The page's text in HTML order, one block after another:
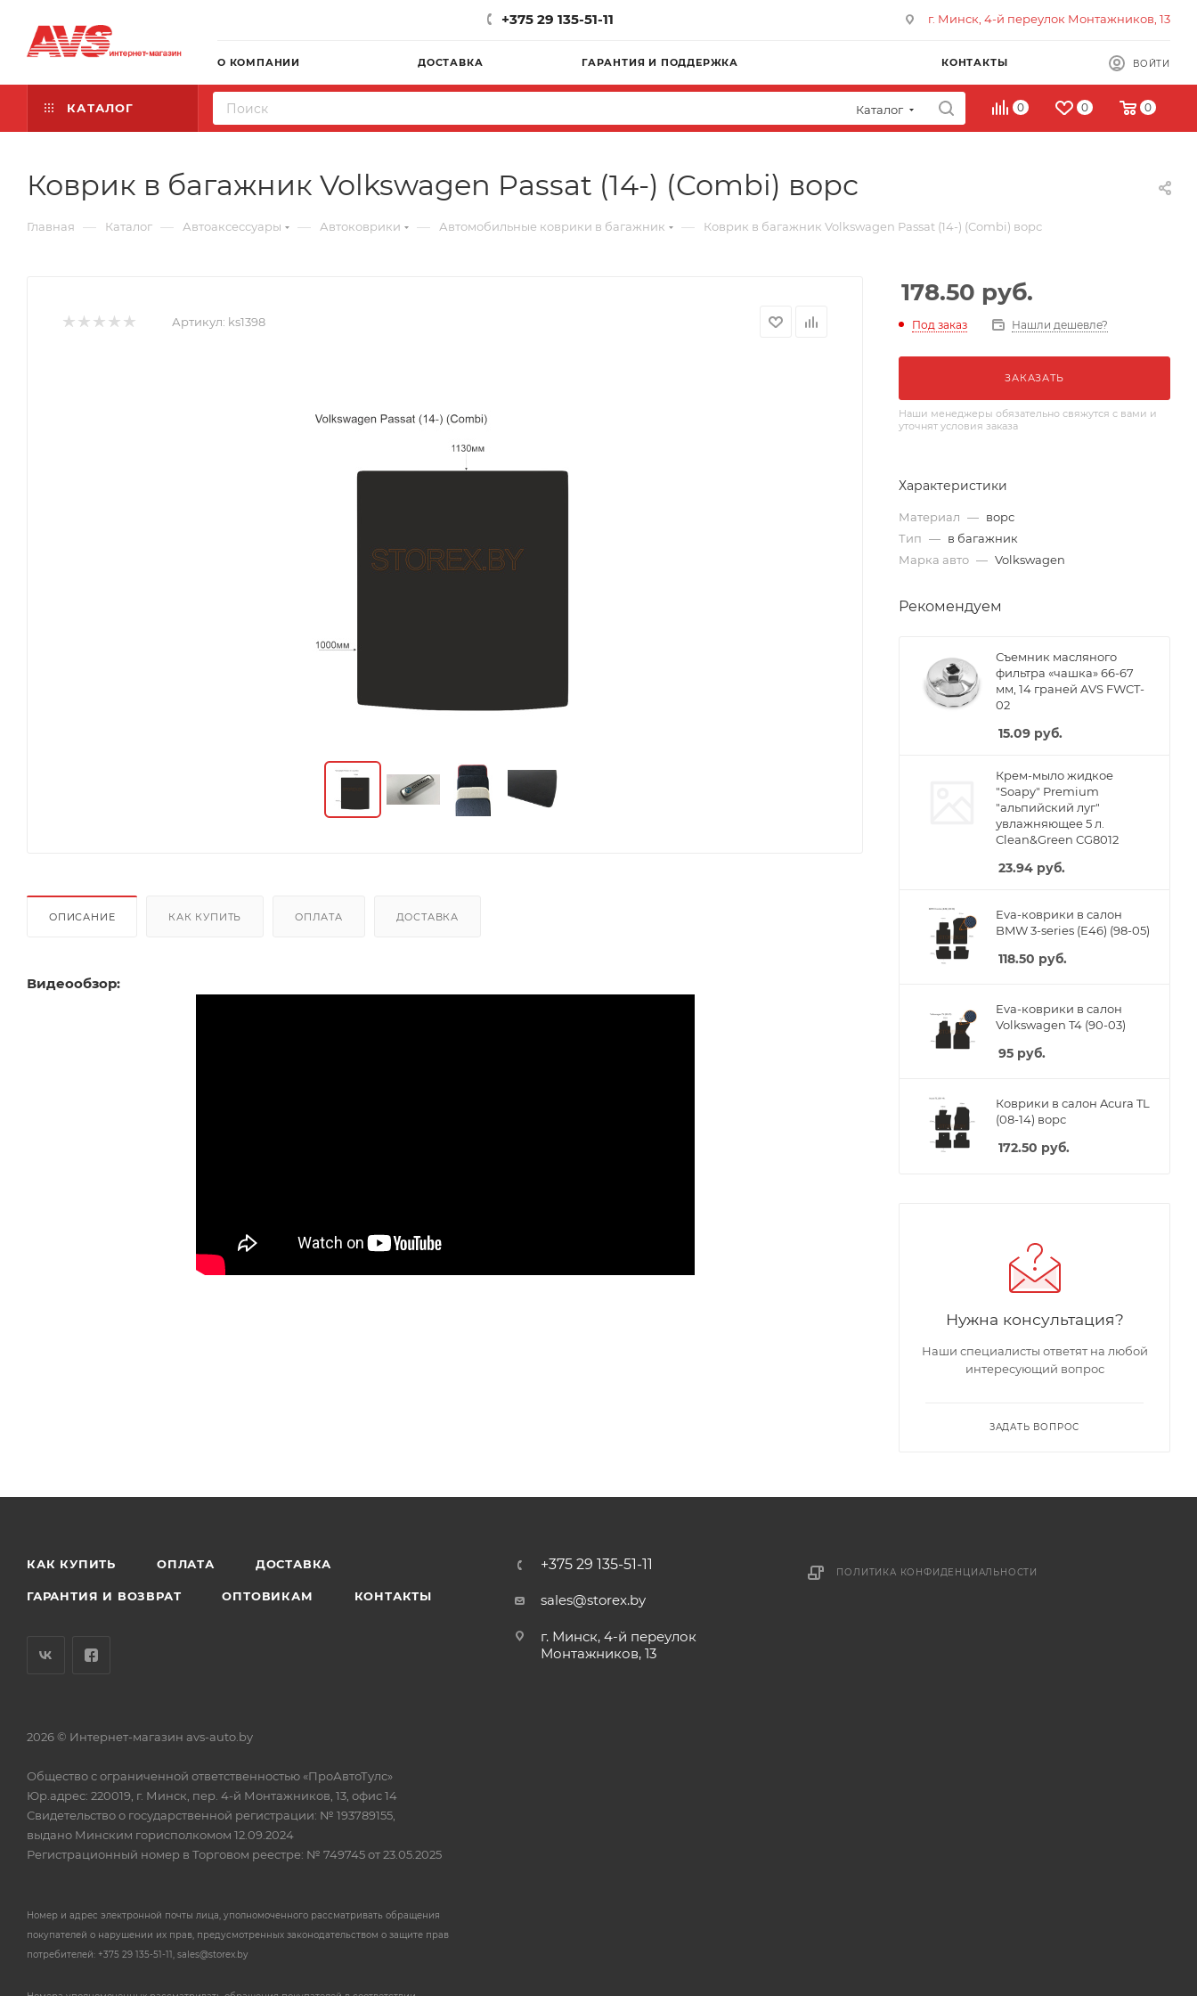
+375 29 135-51-11 г. Минск, 4-й переулок Монтажников, 13
О КОМПАНИИ ДОСТАВКА ГАРАНТИЯ И ПОДДЕРЖКА КОНТАКТЫ ВОЙТИ
КАТАЛОГ Каталог 0 0 0
Коврик в багажник Volkswagen Passat (14-) (Combi) ворс
Главная — Каталог — Автоаксессуары — Автоковрики — Автомобильные коврики в багажник — Коврик в багажник Volkswagen Passat (14-) (Combi) ворс
Артикул: ks1398
ОПИСАНИЕ КАК КУПИТЬ ОПЛАТА ДОСТАВКА
Видеообзор:
178.50 руб.
Под заказ Нашли дешевле?
ЗАКАЗАТЬ
Наши менеджеры обязательно свяжутся с вами и
уточнят условия заказа
Характеристики
Материал — ворс
Тип — в багажник
Марка авто — Volkswagen
Рекомендуем
Съемник масляного
фильтра «чашка» 66-67
мм, 14 граней AVS FWCT-
02
15.09 руб.
Крем-мыло жидкое
"Soapy" Premium
"альпийский луг"
увлажняющее 5 л.
Clean&Green CG8012
23.94 руб.
Eva-коврики в салон
BMW 3-series (E46) (98-05)
118.50 руб.
Eva-коврики в салон
Volkswagen T4 (90-03)
95 руб.
Коврики в салон Acura TL
(08-14) ворс
172.50 руб.
Нужна консультация?
Наши специалисты ответят на любой
интересующий вопрос
ЗАДАТЬ ВОПРОС
КАК КУПИТЬ ОПЛАТА ДОСТАВКА
ГАРАНТИЯ И ВОЗВРАТ ОПТОВИКАМ КОНТАКТЫ
+375 29 135-51-11
sales@storex.by
г. Минск, 4-й переулок
Монтажников, 13
ПОЛИТИКА КОНФИДЕНЦИАЛЬНОСТИ
2026 © Интернет-магазин avs-auto.by
Общество с ограниченной ответственностью «ПроАвтоТулс»
Юр.адрес: 220019, г. Минск, пер. 4-й Монтажников, 13, офис 14
Свидетельство о государственной регистрации: № 193789155,
выдано Минским горисполкомом 12.09.2024
Регистрационный номер в Торговом реестре: № 749745 от 23.05.2025
Номер и адрес электронной почты лица, уполномоченного рассматривать обращения
покупателей о нарушении их прав, предусмотренных законодательством о защите прав
потребителей: +375 29 135-51-11, sales@storex.by